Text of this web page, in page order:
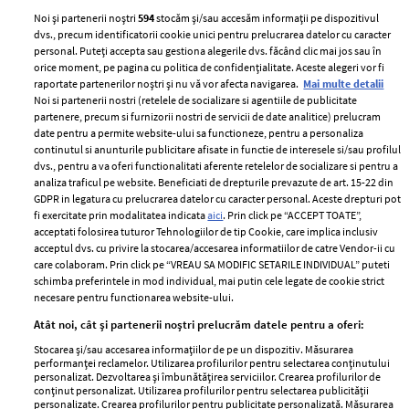
ELLE Style Awards
2024
Despre ELLE
Romania
Contact
Abonamente
Termeni si conditii
Politica de
confidențialitate
Politica de cookies
Publicitate
GSP
Unica
Baby
femei
Viva
Avantaje
Noi și partenerii noștri594stocăm și/sau accesăm informații pe dispozitivul
dvs., precum identificatorii cookie unici pentru prelucrarea datelor cu caracter
personal. Puteți accepta sau gestiona alegerile dvs. făcând clic mai jos sau în
orice moment, pe pagina cu politica de confidențialitate. Aceste alegeri vor fi
raportate partenerilor noștri și nu vă vor afecta navigarea. Mai multe detalii
Noi si partenerii nostri (retelele de socializare si agentiile de publicitate
partenere, precum si furnizorii nostri de servicii de date analitice) prelucram
date pentru a permite website-ului sa functioneze, pentru a personaliza
continutul si anunturile publicitare afisate in functie de interesele si/sau profilul
dvs., pentru a va oferi functionalitati aferente retelelor de socializare si pentru a
analiza traficul pe website. Beneficiati de drepturile prevazute de art. 15-22 din
GDPR in legatura cu prelucrarea datelor cu caracter personal. Aceste drepturi pot
fi exercitate prin modalitatea indicataaici. Prin click pe “ACCEPT TOATE”,
acceptati folosirea tuturor Tehnologiilor de tip Cookie, care implica inclusiv
acceptul dvs. cu privire la stocarea/accesarea informatiilor de catre Vendor-ii cu
care colaboram. Prin click pe “VREAU SA MODIFIC SETARILE INDIVIDUAL” puteti
schimba preferintele in mod individual, mai putin cele legate de cookie strict
necesare pentru functionarea website-ului.
Atât noi, cât și partenerii noștri prelucrăm datele pentru a oferi:
Stocarea și/sau accesarea informațiilor de pe un dispozitiv. Măsurarea
performanței reclamelor. Utilizarea profilurilor pentru selectarea conținutului
personalizat. Dezvoltarea și îmbunătățirea serviciilor. Crearea profilurilor de
conținut personalizat. Utilizarea profilurilor pentru selectarea publicității
personalizate. Crearea profilurilor pentru publicitate personalizată. Măsurarea